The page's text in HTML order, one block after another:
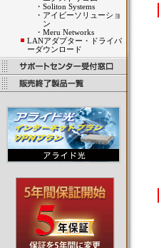
・ Soliton Systems
・ アイビーソリューショ
ン
・ Meru Networks
LANアダプター・ドライバ
ーダウンロード